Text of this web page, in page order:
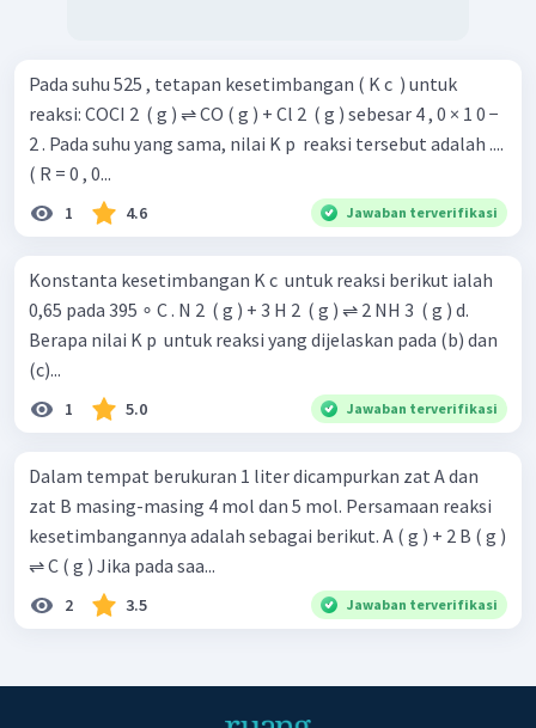
Pada suhu 525 , tetapan kesetimbangan ( K c ​ ) untuk
reaksi: COCI 2 ​ ( g ) ⇌ CO ( g ) + Cl 2 ​ ( g ) sebesar 4 , 0 × 1 0 −
2 . Pada suhu yang sama, nilai K p ​ reaksi tersebut adalah ....
( R = 0 , 0...
1 4.6 Jawaban terverifikasi
Konstanta kesetimbangan K c ​ untuk reaksi berikut ialah
0,65 pada 395 ∘ C . N 2 ​ ( g ) + 3 H 2 ​ ( g ) ⇌ 2 NH 3 ​ ( g ) d.
Berapa nilai K p ​ untuk reaksi yang dijelaskan pada (b) dan
(c)...
1 5.0 Jawaban terverifikasi
Dalam tempat berukuran 1 liter dicampurkan zat A dan
zat B masing-masing 4 mol dan 5 mol. Persamaan reaksi
kesetimbangannya adalah sebagai berikut. A ( g ) + 2 B ( g )
⇌ C ( g ) Jika pada saa...
2 3.5 Jawaban terverifikasi